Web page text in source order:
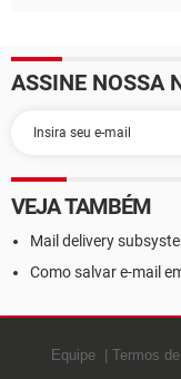
ASSINE NOSSA
VEJA TAMBÉM
Mail delivery
Como salvar e-mail
Equipe Termos